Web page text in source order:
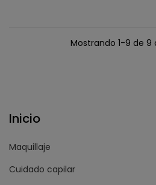
Inicio
Maquillaje
Cuidado capilar
Mostrando 1-9 de